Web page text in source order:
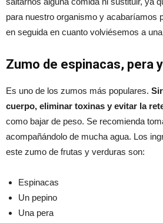
para nuestro organismo y acabaríamos
en seguida en cuanto volviésemos a
Zumo de espinacas, pera
Es uno de los zumos más populares.
cuerpo, eliminar toxinas y evitar la
como bajar de peso. Se recomienda
acompañándolo de mucha agua. Los
este zumo de frutas y verduras son:
Espinacas
Un pepino
Una pera